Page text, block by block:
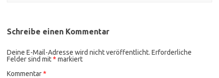
Schreibe einen Kommentar
Deine E-Mail-Adresse wird nicht veröffentlicht. Erforderliche
Felder sind mit* markiert
Kommentar*